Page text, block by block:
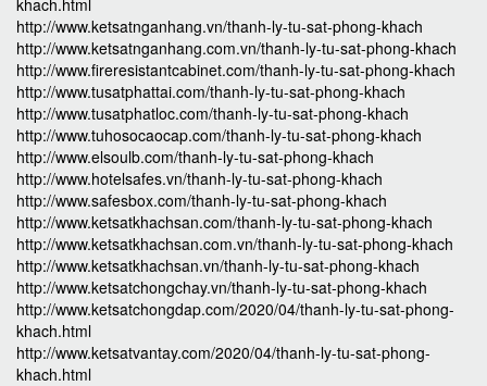
khach.html
http://www.ketsatnganhang.vn/thanh-ly-tu-sat-phong-khach
http://www.ketsatnganhang.com.vn/thanh-ly-tu-sat-phong-khach
http://www.fireresistantcabinet.com/thanh-ly-tu-sat-phong-khach
http://www.tusatphattai.com/thanh-ly-tu-sat-phong-khach
http://www.tusatphatloc.com/thanh-ly-tu-sat-phong-khach
http://www.tuhosocaocap.com/thanh-ly-tu-sat-phong-khach
http://www.elsoulb.com/thanh-ly-tu-sat-phong-khach
http://www.hotelsafes.vn/thanh-ly-tu-sat-phong-khach
http://www.safesbox.com/thanh-ly-tu-sat-phong-khach
http://www.ketsatkhachsan.com/thanh-ly-tu-sat-phong-khach
http://www.ketsatkhachsan.com.vn/thanh-ly-tu-sat-phong-khach
http://www.ketsatkhachsan.vn/thanh-ly-tu-sat-phong-khach
http://www.ketsatchongchay.vn/thanh-ly-tu-sat-phong-khach
http://www.ketsatchongdap.com/2020/04/thanh-ly-tu-sat-phong-
khach.html
http://www.ketsatvantay.com/2020/04/thanh-ly-tu-sat-phong-
khach.html